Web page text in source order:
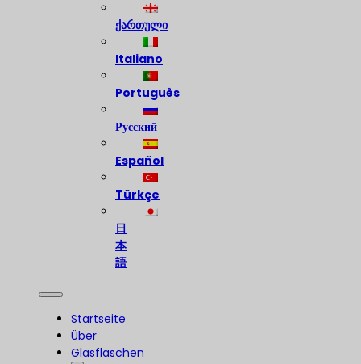
ქართული
Italiano
Português
Русский
Español
Türkçe
日
本
語
Startseite
Über
Glasflaschen